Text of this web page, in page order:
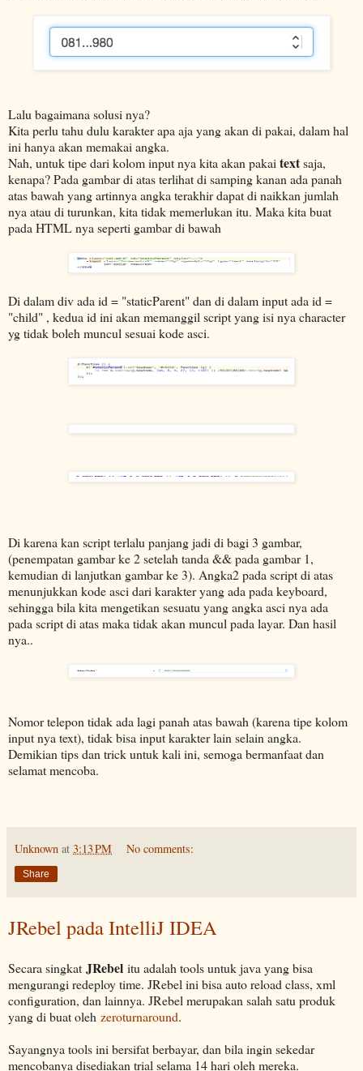
Lalu bagaimana solusi nya?
Kita perlu tahu dulu karakter apa aja yang akan di pakai, dalam hal
ini hanya akan memakai angka.
Nah, untuk tipe dari kolom input nya kita akan pakai textsaja,
kenapa? Pada gambar di atas terlihat di samping kanan ada panah
atas bawah yang artinnya angka terakhir dapat di naikkan jumlah
nya atau di turunkan, kita tidak memerlukan itu. Maka kita buat
pada HTML nya seperti gambar di bawah
Di dalam div ada id = "staticParent" dan di dalam input ada id =
"child" , kedua id ini akan memanggil script yang isi nya character
yg tidak boleh muncul sesuai kode asci.
Di karena kan script terlalu panjang jadi di bagi 3 gambar,
(penempatan gambar ke 2 setelah tanda && pada gambar 1,
kemudian di lanjutkan gambar ke 3). Angka2 pada script di atas
menunjukkan kode asci dari karakter yang ada pada keyboard,
sehingga bila kita mengetikan sesuatu yang angka asci nya ada
pada script di atas maka tidak akan muncul pada layar. Dan hasil
nya..
Nomor telepon tidak ada lagi panah atas bawah (karena tipe kolom
input nya text), tidak bisa input karakter lain selain angka.
Demikian tips dan trick untuk kali ini, semoga bermanfaat dan
selamat mencoba.
Unknown at 3:13 PM No comments:
Share
JRebel pada IntelliJ IDEA
Secara singkat JRebel itu adalah tools untuk java yang bisa
mengurangi redeploy time. JRebel ini bisa auto reload class, xml
configuration, dan lainnya. JRebel merupakan salah satu produk
yang di buat oleh zeroturnaround.
Sayangnya tools ini bersifat berbayar, dan bila ingin sekedar
mencobanya disediakan trial selama 14 hari oleh mereka.